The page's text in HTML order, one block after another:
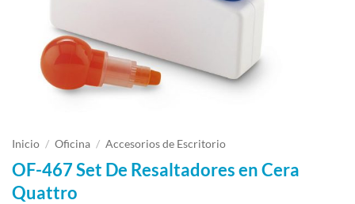
Inicio / Oficina / Accesorios de Escritorio
OF-467 Set De Resaltadores en Cera
Quattro